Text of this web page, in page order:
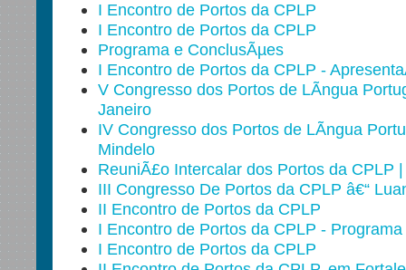
I Encontro de Portos da CPLP
I Encontro de Portos da CPLP
Programa e ConclusÃµes
I Encontro de Portos da CPLP -
V Congresso dos Portos de LÃ­ngua
Janeiro
IV Congresso dos Portos de LÃ­ngua
Mindelo
ReuniÃ£o Intercalar dos Portos da CPLP
III Congresso De Portos da CPLP â€“
II Encontro de Portos da CPLP
I Encontro de Portos da CPLP - Programa
I Encontro de Portos da CPLP